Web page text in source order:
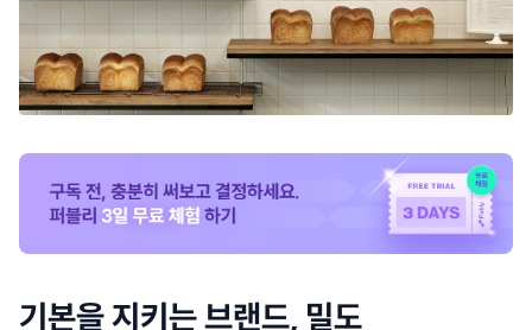
기본을 지키는 브랜드, 밀도